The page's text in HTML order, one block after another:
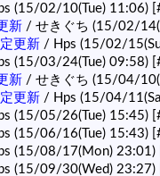
(15/02/10(Tue) 11:06)
新 / せきぐち (15/02/
更新 / Hps (15/02/
(15/03/24(Tue) 09:58)
新 / せきぐち (15/04/
更新 / Hps (15/04/
(15/05/26(Tue) 15:45)
(15/06/16(Tue) 15:43)
(15/08/17(Mon) 23:01)
(15/09/30(Wed) 23:27)